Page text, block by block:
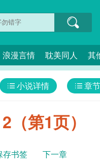
浪漫言情 耽美同人 其
章
小说详情
第1页）
存书签 下一章